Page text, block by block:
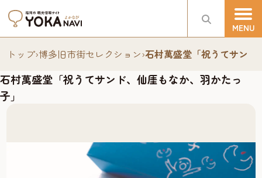
トップ›博多旧市街セレクション›石村萬盛堂「祝うてサン
石村萬盛堂「祝うてサンド、仙厓もなか、羽かたっ
子」